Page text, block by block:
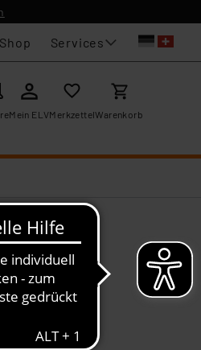
Services
Mein ELVMerkzettelWarenkorb